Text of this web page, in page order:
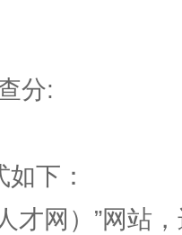
分:
下：
网）”网站